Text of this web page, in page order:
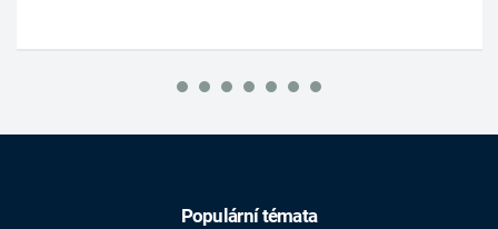
Populární témata